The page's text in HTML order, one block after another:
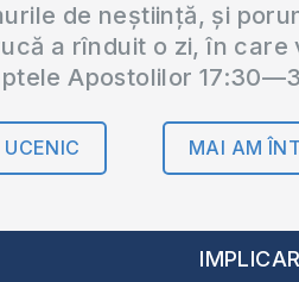
de neștiință, și
a rînduit o zi, în
Apostolilor
MAI AM